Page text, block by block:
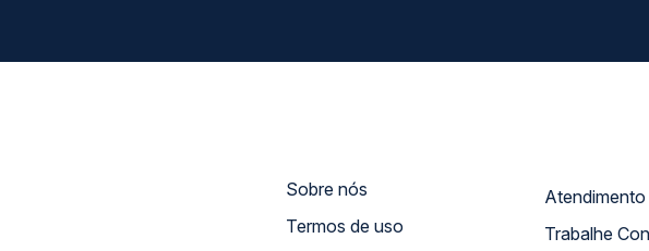
Sobre nós
Termos de uso
Trabalhe